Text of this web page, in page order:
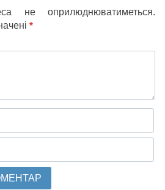
не оприлюднюватиметься.
*